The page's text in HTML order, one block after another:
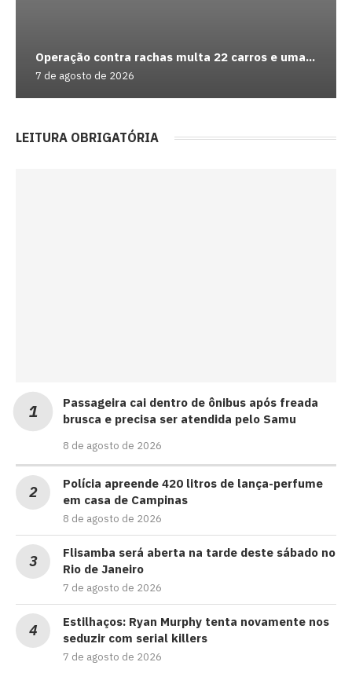
Operação contra rachas multa 22 carros e uma...
7 de agosto de 2026
LEITURA OBRIGATÓRIA
Passageira cai dentro de ônibus após freada
brusca e precisa ser atendida pelo Samu
8 de agosto de 2026
Polícia apreende 420 litros de lança-perfume
em casa de Campinas
8 de agosto de 2026
Flisamba será aberta na tarde deste sábado no
Rio de Janeiro
7 de agosto de 2026
Estilhaços: Ryan Murphy tenta novamente nos
seduzir com serial killers
7 de agosto de 2026